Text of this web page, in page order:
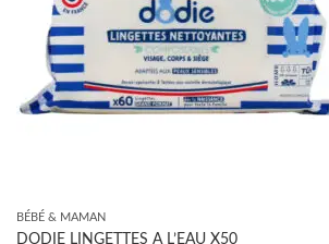
BÉBÉ & MAMAN
DODIE LINGETTES A L’EAU X50